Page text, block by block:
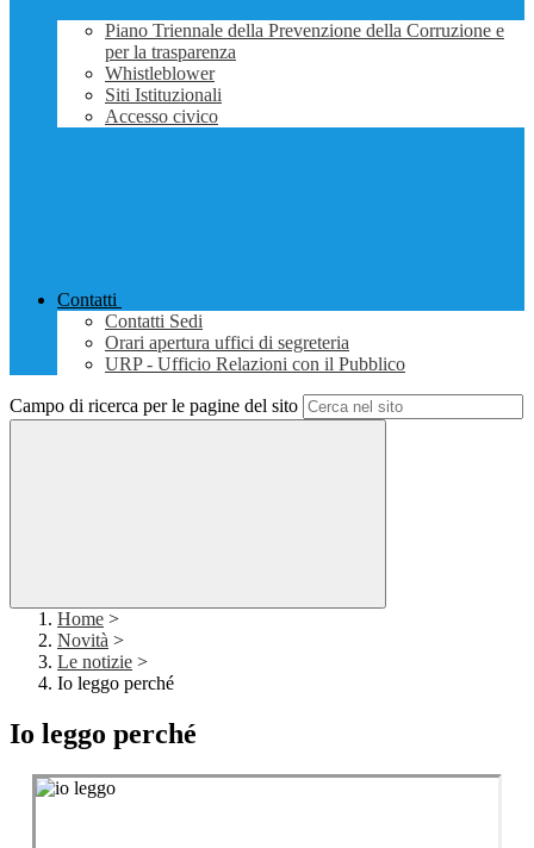
Piano Triennale della Prevenzione della Corruzione e
per la trasparenza
Whistleblower
Siti Istituzionali
Accesso civico
Contatti
Contatti Sedi
Orari apertura uffici di segreteria
URP - Ufficio Relazioni con il Pubblico
Campo di ricerca per le pagine del sito
Home >
Novità >
Le notizie >
Io leggo perché
Io leggo perché